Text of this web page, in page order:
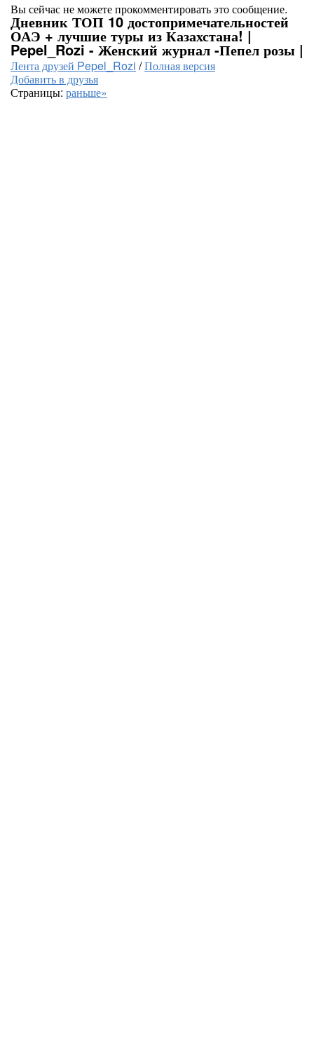
Вы сейчас не можете прокомментировать это сообщение.
Дневник ТОП 10 достопримечательностей
ОАЭ + лучшие туры из Казахстана! |
Pepel_Rozi - Женский журнал -Пепел розы |
Лента друзей Pepel_Rozi /Полная версия
Добавить в друзья
Страницы: раньше»